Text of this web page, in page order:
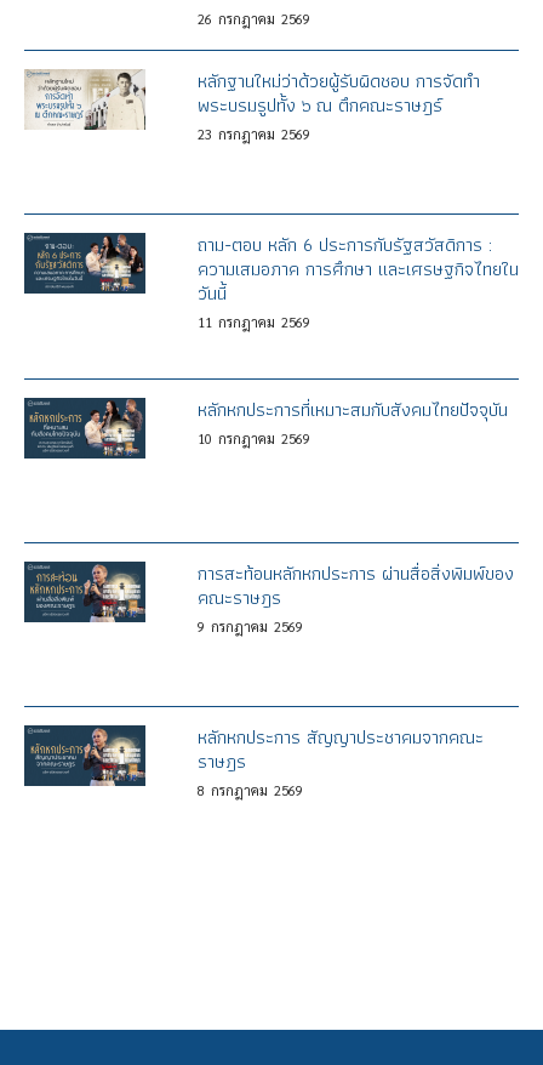
26 กรกฎาคม 2569
หลักฐานใหม่ว่าด้วยผู้รับผิดชอบ การจัดทำ
พระบรมรูปทั้ง ๖ ณ ตึกคณะราษฎร์
23 กรกฎาคม 2569
ถาม-ตอบ หลัก 6 ประการกับรัฐสวัสดิการ :
ความเสมอภาค การศึกษา และเศรษฐกิจไทยใน
วันนี้
11 กรกฎาคม 2569
หลักหกประการที่เหมาะสมกับสังคมไทยปัจจุบัน
10 กรกฎาคม 2569
การสะท้อนหลักหกประการ ผ่านสื่อสิ่งพิมพ์ของ
คณะราษฎร
9 กรกฎาคม 2569
หลักหกประการ สัญญาประชาคมจากคณะ
ราษฎร
8 กรกฎาคม 2569